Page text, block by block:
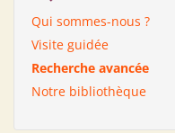
Qui sommes-nous ?
Visite guidée
Recherche avancée
Notre bibliothèque